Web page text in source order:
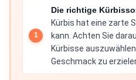
Die richtige
Kürbis hat eine zarte
kann. Achten Sie
Kürbisse
Geschmack zu